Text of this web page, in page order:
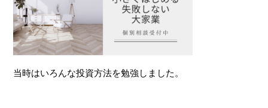
当時はいろんな投資方法を勉強しました。